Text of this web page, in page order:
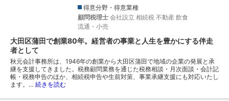
得意分野・得意業種
顧問税理士 会社設立 相続税 不動産 飲食
流通・小売
大田区蒲田で創業80年。経営者の事業と人生を豊かにする伴走
者として
秋元会計事務所は、1946年の創業から大田区蒲田で地域の企業の発展と承
継を支援してきました。税務顧問業務を通じた税務相談・月次面談・会計記
帳・税務申告のほか、相続税申告や生前対策、事業承継支援にも対応いたし
ます。… 続きを読む